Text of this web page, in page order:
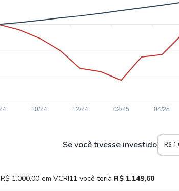
Se você tivesse investido
R$ 1.000,00 em VCRI11 você teria R$ 1.149,60